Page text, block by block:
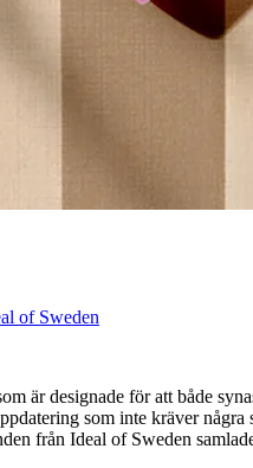
of Sweden
är designade för att både
som inte kräver
från Ideal of Sweden